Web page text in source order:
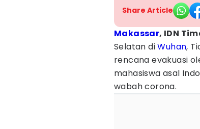
Share Article
Makassar, IDN
Selatan diWuhan,
rencana evakuasi
mahasiswa asal
wabah corona.